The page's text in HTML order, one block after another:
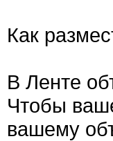
Как
В Ленте
Чтобы
вашему